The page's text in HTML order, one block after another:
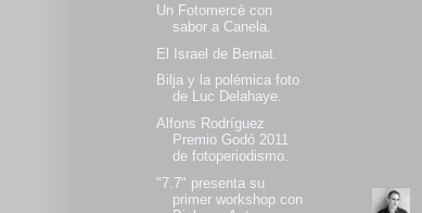
Un Fotomercè con
sabor a Canela.
El Israel de Bernat.
Bilja y la polémica foto
de Luc Delahaye.
Alfons Rodríguez
Premio Godó 2011
de fotoperiodismo.
"7.7" presenta su
primer workshop con